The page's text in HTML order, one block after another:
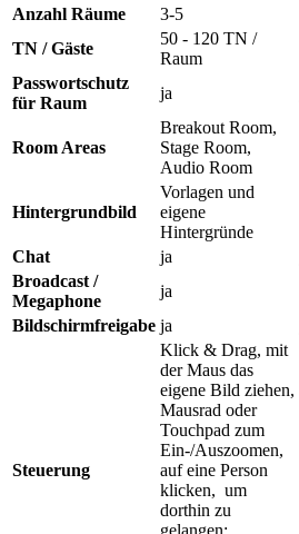
Anzahl Räume 3-5
TN / Gäste
50 - 120 TN /
Raum
Passwortschutz
für Raum
ja
Room Areas
Breakout Room,
Stage Room,
Audio Room
Hintergrundbild
Vorlagen und
eigene
Hintergründe
Chat
ja
Broadcast /
Megaphone
ja
Bildschirmfreigabe ja
Steuerung
Klick & Drag, mit
der Maus das
eigene Bild ziehen,
Mausrad oder
Touchpad zum
Ein-/Auszoomen,
auf eine Person
klicken, um
dorthin zu
gelangen;